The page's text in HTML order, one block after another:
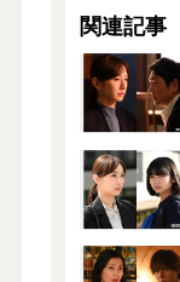
関連記事